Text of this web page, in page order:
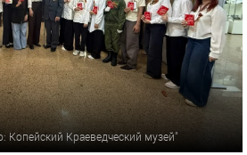
Копейский Краеведческий музей"